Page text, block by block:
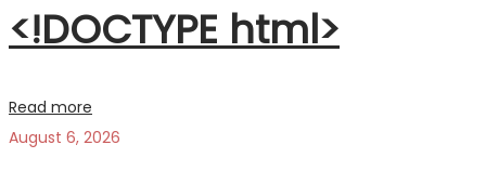
<!DOCTYPE html>
Read more
August 6, 2026